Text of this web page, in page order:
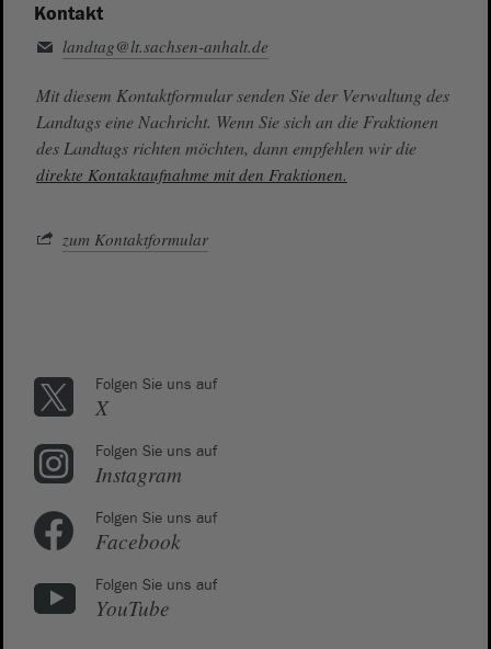
Kontakt
landtag@lt.sachsen-anhalt.de
Mit diesem Kontaktformular senden Sie der Verwaltung des
Landtags eine Nachricht. Wenn Sie sich an die Fraktionen
des Landtags richten möchten, dann empfehlen wir die
direkte Kontaktaufnahme mit den Fraktionen.
zum Kontaktformular
Folgen Sie uns auf
X
Folgen Sie uns auf
Instagram
Folgen Sie uns auf
Facebook
Folgen Sie uns auf
YouTube